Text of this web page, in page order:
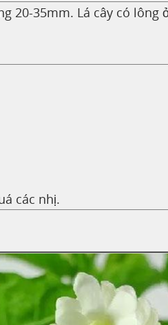
20-35mm. Lá cây có lông
các nhị.